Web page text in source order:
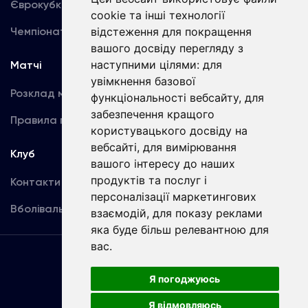
cookie та інші технології
відстеження для покращення
вашого досвіду перегляду з
наступними цілями: для
увімкнення базової
функціональності вебсайту, для
забезпечення кращого
користувацького досвіду на
вебсайті, для вимірювання
вашого інтересу до наших
продуктів та послуг і
персоналізації маркетингових
взаємодій, для показу реклами
яка буде більш релевантною для
вас.
Я погоджуюсь
Я відмовляюсь
Єврокубки
Чемпіонат України
Фотогалерея
Акредитація
Матчі
Розклад матчів
Правила поведінки
Команда
Перша команда
U19
Клуб
Контакти
Вболівальникам
Угода
користувача